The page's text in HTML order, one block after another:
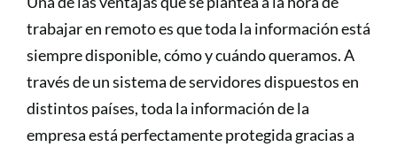
trabajar en remoto es que toda la información está
siempre disponible, cómo y cuándo queramos. A
través de un sistema de servidores dispuestos en
distintos países, toda la información de la
empresa está perfectamente protegida gracias a